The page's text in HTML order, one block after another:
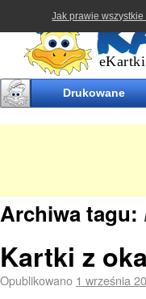
kartki.pl
Drukowane
Archiwa tagu:
Kartki z
Opublikowano 1 września
Jak prawie